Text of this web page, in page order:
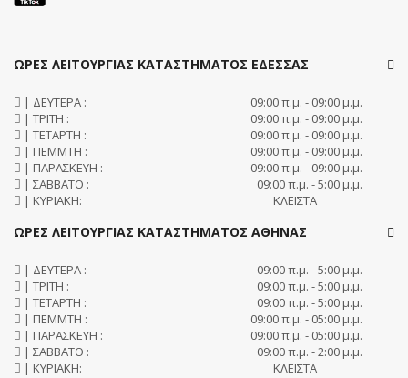
ΩΡΕΣ ΛΕΙΤΟΥΡΓΙΑΣ ΚΑΤΑΣΤΗΜΑΤΟΣ ΕΔΕΣΣΑΣ
| ΔΕΥΤΕΡΑ :
09:00 π.μ. - 09:00 μ.μ.
| ΤΡΙΤΗ :
09:00 π.μ. - 09:00 μ.μ.
| ΤΕΤΑΡΤΗ :
09:00 π.μ. - 09:00 μ.μ.
| ΠΕΜΜΤΗ :
09:00 π.μ. - 09:00 μ.μ.
| ΠΑΡΑΣΚΕΥΗ :
09:00 π.μ. - 09:00 μ.μ.
| ΣΑΒΒΑΤΟ :
09:00 π.μ. - 5:00 μ.μ.
| ΚΥΡΙΑΚΗ:
ΚΛΕΙΣΤΑ
ΩΡΕΣ ΛΕΙΤΟΥΡΓΙΑΣ ΚΑΤΑΣΤΗΜΑΤΟΣ ΑΘΗΝΑΣ
| ΔΕΥΤΕΡΑ :
09:00 π.μ. - 5:00 μ.μ.
| ΤΡΙΤΗ :
09:00 π.μ. - 5:00 μ.μ.
| ΤΕΤΑΡΤΗ :
09:00 π.μ. - 5:00 μ.μ.
| ΠΕΜΜΤΗ :
09:00 π.μ. - 05:00 μ.μ.
| ΠΑΡΑΣΚΕΥΗ :
09:00 π.μ. - 05:00 μ.μ.
| ΣΑΒΒΑΤΟ :
09:00 π.μ. - 2:00 μ.μ.
| ΚΥΡΙΑΚΗ:
ΚΛΕΙΣΤΑ